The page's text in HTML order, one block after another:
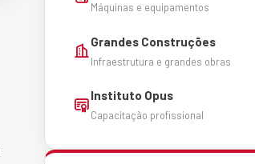
Máquinas e equipamentos
Grandes Construções
Infraestrutura e grandes obras
Instituto Opus
Capacitação profissional